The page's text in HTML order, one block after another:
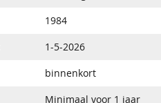
1984
1-5-2026
binnenkort
Minimaal voor 1 jaar